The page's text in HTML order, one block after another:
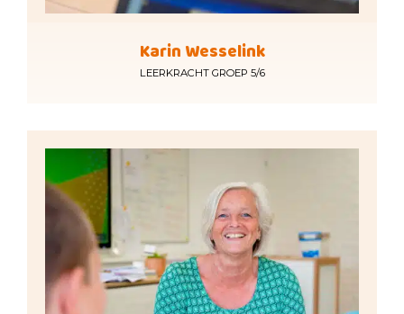
Karin Wesselink
LEERKRACHT GROEP 5/6